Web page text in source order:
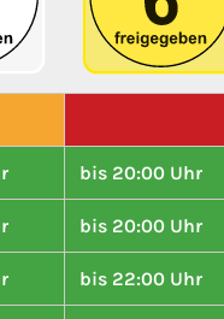
bis 20:00 Uhr
bis 20:00 Uhr
bis 22:00 Uhr